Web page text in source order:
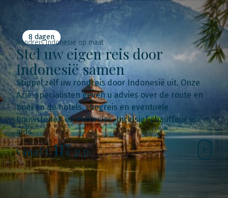
8 dagen
Rondreis Indonesië op maat
Stel uw eigen reis door
Indonesië samen
Stippel zelf uw rondreis door Indonesië uit. Onze
Azië-specialisten geven u advies over de route en
boeken de hotels, vliegreis en eventuele
bouwstenen en excursies. Inclusief chauffeur en
gids.
vanaf €117p.p.